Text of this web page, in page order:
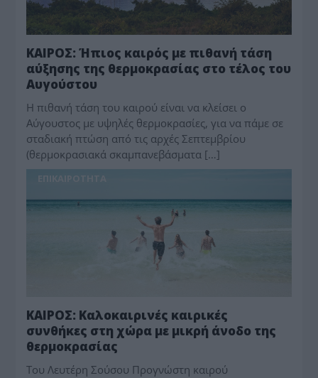
ΚΑΙΡΟΣ: Ήπιος καιρός με πιθανή τάση
αύξησης της θερμοκρασίας στο τέλος του
Αυγούστου
Η πιθανή τάση του καιρού είναι να κλείσει ο
Αύγουστος με υψηλές θερμοκρασίες, για να πάμε σε
σταδιακή πτώση από τις αρχές Σεπτεμβρίου
(θερμοκρασιακά σκαμπανεβάσματα […]
ΕΠΙΚΑΙΡΟΤΗΤΑ
ΚΑΙΡΟΣ: Καλοκαιρινές καιρικές
συνθήκες στη χώρα με μικρή άνοδο της
θερμοκρασίας
Toυ Λευτέρη Σούσου Προγνώστη καιρού